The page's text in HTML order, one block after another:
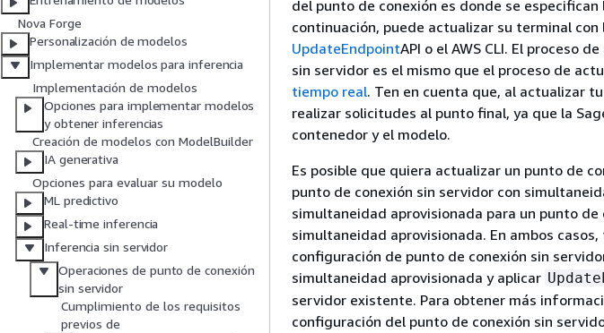
Nova Forge
Personalización de modelos
Implementar modelos para inferencia
Implementación de modelos
Opciones para implementar modelos
y obtener inferencias
Creación de modelos con ModelBuilder
IA generativa
Opciones para evaluar su modelo
ML predictivo
Real-time inferencia
Inferencia sin servidor
Operaciones de punto de conexión
sin servidor
Cumplimiento de los requisitos
previos de
del punto de conexión es donde se
continuación, puede actualizar su terminal con
UpdateEndpointAPI o el AWS CLI. El proceso
sin servidor es el mismo que el proceso de
tiempo real. Ten en cuenta que, al actualizar
realizar solicitudes al punto final, ya que la
contenedor y el modelo.
Es posible que quiera actualizar un punto de
punto de conexión sin servidor con
simultaneidad aprovisionada para un punto
simultaneidad aprovisionada. En ambos
configuración de punto de conexión sin
simultaneidad aprovisionada y aplicar
servidor existente. Para obtener más
configuración del punto de conexión sin